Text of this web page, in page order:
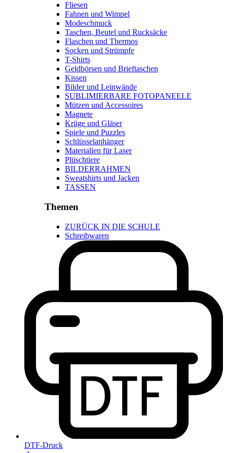
Fliesen
Fahnen und Wimpel
Modeschmuck
Taschen, Beutel und Rucksäcke
Flaschen und Thermos
Socken und Strümpfe
T-Shirts
Geldbörsen und Brieftaschen
Kissen
Bilder und Leinwände
SUBLIMIERBARE FOTOPANEELE
Mützen und Accessoires
Magnete
Krüge und Gläser
Spiele und Puzzles
Schlüsselanhänger
Materialien für Laser
Plüschtiere
BILDERRAHMEN
Sweatshirts und Jacken
TASSEN
Themen
ZURÜCK IN DIE SCHULE
Schreibwaren
DTF-Druck